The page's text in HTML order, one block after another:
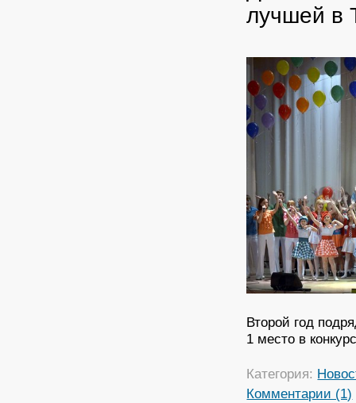
лучшей в
Второй год
1 место в
Категория:
Комментарии (1)